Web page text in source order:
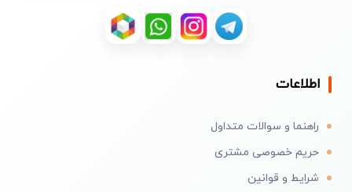
اطلاعات
راهنما و سوالات متداول
حریم خصوصی مشتری
شرایط و قوانین